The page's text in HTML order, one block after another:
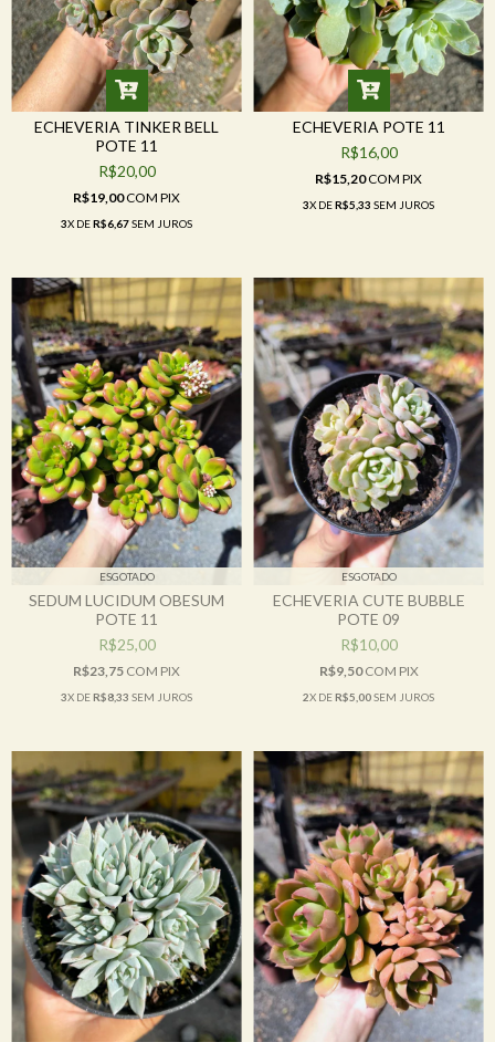
ECHEVERIA TINKER BELL
POTE 11
R$20,00
R$19,00COM PIX
3X DER$6,67SEM JUROS
ECHEVERIA POTE 11
R$16,00
R$15,20COM PIX
3X DER$5,33 SEM JUROS
ESGOTADO
SEDUM LUCIDUM OBESUM
POTE 11
R$25,00
R$23,75 COM PIX
3X DER$8,33 SEM JUROS
ESGOTADO
ECHEVERIA CUTE BUBBLE
POTE 09
R$10,00
R$9,50COM PIX
2X DER$5,00SEM JUROS